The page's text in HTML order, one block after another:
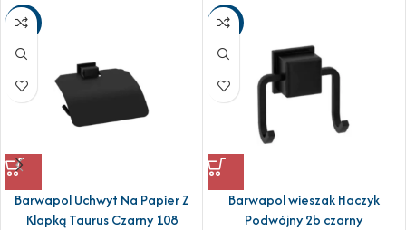
-21%
Barwapol Uchwyt Na Papier Z
Klapką Taurus Czarny 108
-23%
Barwapol wieszak Haczyk
Podwójny 2b czarny